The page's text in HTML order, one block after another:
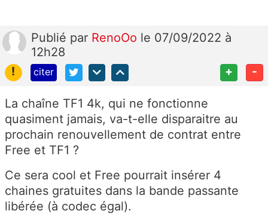
Publié par RenoOo le 07/09/2022 à
12h28
!
citer + -
La chaîne TF1 4k, qui ne fonctionne
quasiment jamais, va-t-elle disparaitre au
prochain renouvellement de contrat entre
Free et TF1 ?
Ce sera cool et Free pourrait insérer 4
chaines gratuites dans la bande passante
libérée (à codec égal).